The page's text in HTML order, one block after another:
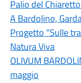
Palio del
A Bardolino,
Progetto “Sulle
Natura Viva
OLIVUM
maggio